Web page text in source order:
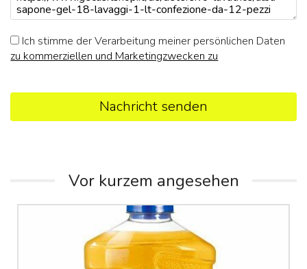
Ich stimme der Verarbeitung meiner persönlichen Daten
zu kommerziellen und Marketingzwecken zu
Nachricht senden
Vor kurzem angesehen